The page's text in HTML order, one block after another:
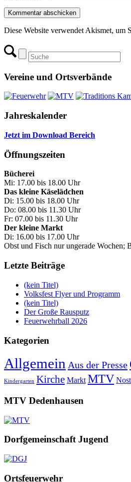
Diese Website verwendet Akismet, um
Vereine und Ortsverbände
Jahreskalender
Jetzt im Download Bereich
Öffnungszeiten
Bücherei
Mi: 17.00 bis 18.00 Uhr
Das kleine Käselädchen
Di: 15.00 bis 18.00 Uhr
Do: 08.00 bis 11.30 Uhr
Fr: 07.00 bis 11.30 Uhr
Der kleine Markt
Di: 16.00 bis 17.00 Uhr
Obst und Fisch nur ungerade Wochen;
Letzte Beiträge
(kein Titel)
Volksfest Flyer und Programm
(kein Titel)
Der Große Rausputz
Feuerwehrball 2026
Kategorien
Allgemein Aus der Presse
Kindergarten Kirche Markt MTV
MTV Dedenhausen
Dorfgemeinschaft Jugend
Ortsfeuerwehr